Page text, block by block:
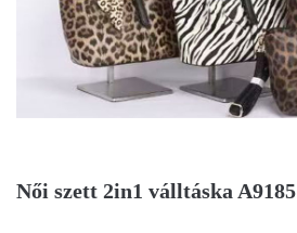
Női szett 2in1 válltáska A9185